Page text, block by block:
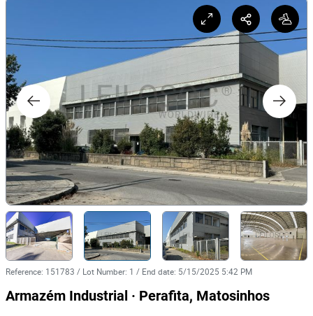
Reference: 151783 / Lot Number: 1 / End date: 5/15/2025 5:42 PM
Armazém Industrial · Perafita, Matosinhos